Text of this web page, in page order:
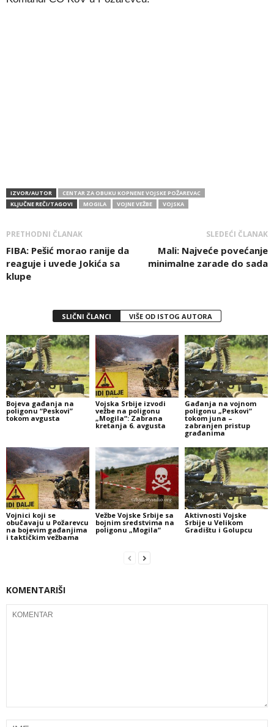
IZVOR/AUTOR
CENTAR ZA OBUKU KOPNENE VOJSKE POŽAREVAC
KLJUČNE REČI/TAGOVI
MOGILA VOJNE VEŽBE VOJSKA
PRETHODNI ČLANAK
FIBA: Pešić morao ranije da
reaguje i uvede Jokića sa
klupe
SLEDEĆI ČLANAK
Mali: Najveće povećanje
minimalne zarade do sada
SLIČNI ČLANCI VIŠE OD ISTOG AUTORA
Bojeva gađanja na
poligonu “Peskovi”
tokom avgusta
Vojska Srbije izvodi
vežbe na poligonu
„Mogila“: Zabrana
kretanja 6. avgusta
Gađanja na vojnom
poligonu „Peskovi“
tokom juna –
zabranjen pristup
građanima
Vojnici koji se
obučavaju u Požarevcu
na bojevim gađanjima
i taktičkim vežbama
Vežbe Vojske Srbije sa
bojnim sredstvima na
poligonu „Mogila“
Aktivnosti Vojske
Srbije u Velikom
Gradištu i Golupcu
KOMENTARIŠI